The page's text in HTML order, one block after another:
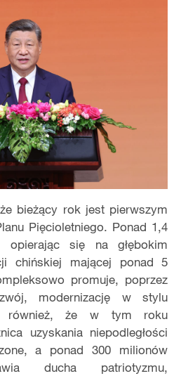
bieżący rok jest pierwszym
Pięcioletniego. Ponad 1,4
opierając się na głębokim
chińskiej mającej ponad 5
promuje, poprzez
modernizację w stylu
również, że w tym roku
uzyskania niepodległości
a ponad 300 milionów
ducha patriotyzmu,